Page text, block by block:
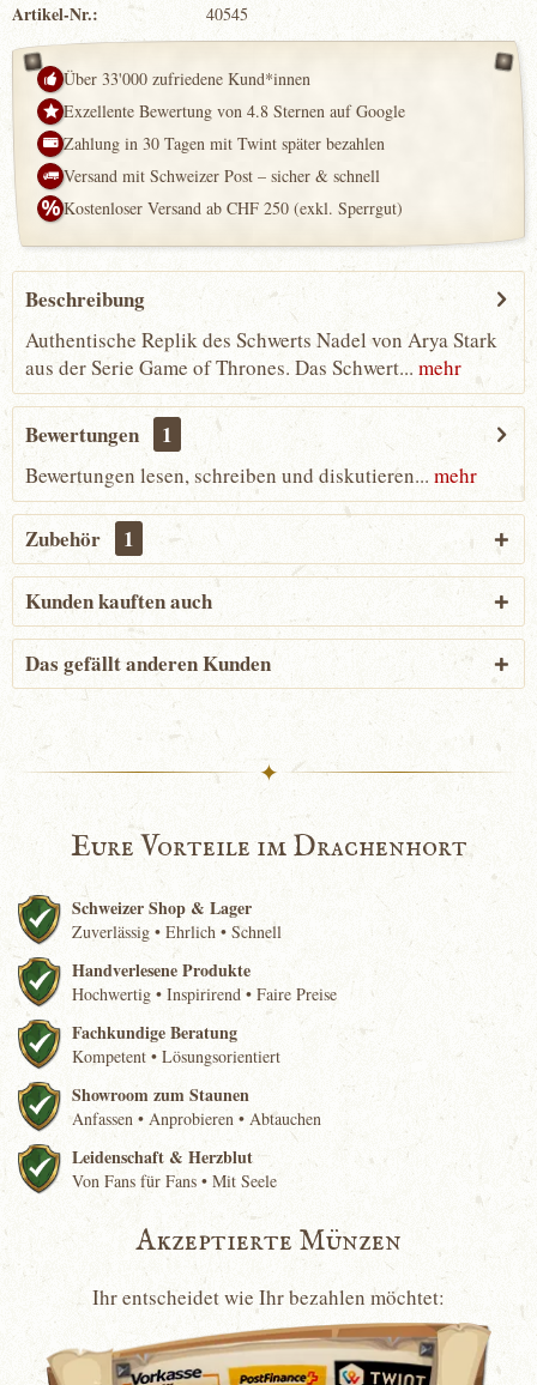
Artikel-Nr.: 40545
Über 33'000 zufriedene Kund*innen
Exzellente Bewertung von 4.8 Sternen auf Google
Zahlung in 30 Tagen mit Twint später bezahlen
Versand mit Schweizer Post – sicher & schnell
Kostenloser Versand ab CHF 250 (exkl. Sperrgut)
Beschreibung
Authentische Replik des Schwerts Nadel von Arya Stark
aus der Serie Game of Thrones. Das Schwert... mehr
Bewertungen 1
Bewertungen lesen, schreiben und diskutieren... mehr
Zubehör 1
Kunden kauften auch
Das gefällt anderen Kunden
✦
Eure Vorteile im Drachenhort
Schweizer Shop & Lager
Zuverlässig • Ehrlich • Schnell
Handverlesene Produkte
Hochwertig • Inspirirend • Faire Preise
Fachkundige Beratung
Kompetent • Lösungsorientiert
Showroom zum Staunen
Anfassen • Anprobieren • Abtauchen
Leidenschaft & Herzblut
Von Fans für Fans • Mit Seele
Akzeptierte Münzen
Ihr entscheidet wie Ihr bezahlen möchtet: